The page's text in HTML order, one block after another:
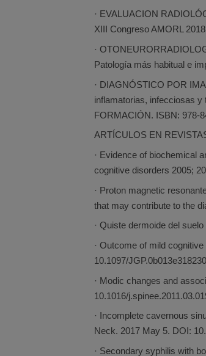
· EVALUACION
XIII Congreso AMORL
·
Patología más habitual e
· DIAGNÓSTICO POR
inflamatorias, infecciosas
FORMACIÓN. ISBN: 978-
ARTÍCULOS EN
· Evidence of biochemical
cognitive disorders 2005;
· Proton magnetic
that may contribute to the
· Quiste dermoide del
· Outcome of mild
10.1097/
· Modic changes and
10.1016/
· Incomplete cavernous
Neck. 2017 May 5. DOI:
· Secondary syphilis with